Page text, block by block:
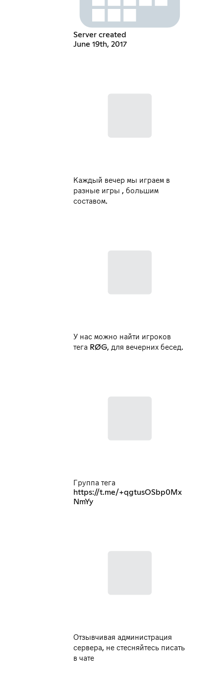
Server created
June 19th, 2017
Каждый вечер мы играем в
разные игры , большим
составом.
У нас можно найти игроков
тега RØG, для вечерних бесед.
Группа тега
https://t.me/+qgtusOSbp0Mx
NmYy
Отзывчивая администрация
сервера, не стесняйтесь писать
в чате